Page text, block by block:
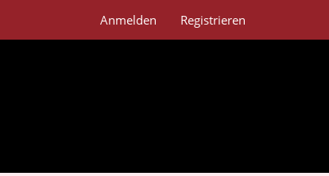
Anmelden Registrieren